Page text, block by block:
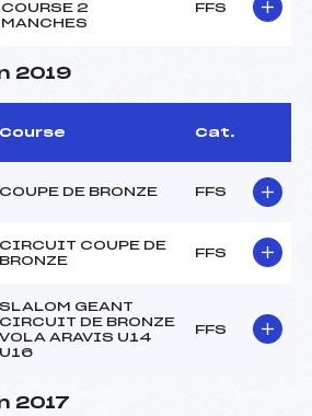
COURSE 2
MANCHES
FFS
2019
Course Cat.
COUPE DE BRONZE FFS
CIRCUIT COUPE DE
BRONZE
FFS
SLALOM GEANT
CIRCUIT DE BRONZE
VOLA ARAVIS U14
U16
FFS
2017